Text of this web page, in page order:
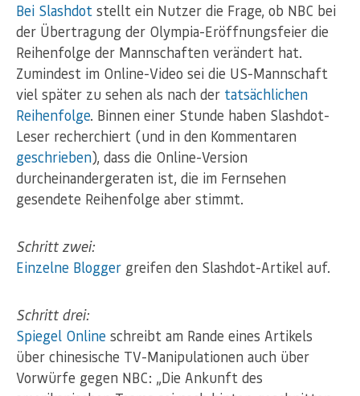
Bei Slashdot stellt ein Nutzer die Frage, ob NBC bei
der Übertragung der Olympia-Eröffnungsfeier die
Reihenfolge der Mannschaften verändert hat.
Zumindest im Online-Video sei die US-Mannschaft
viel später zu sehen als nach der tatsächlichen
Reihenfolge. Binnen einer Stunde haben Slashdot-
Leser recherchiert (und in den Kommentaren
geschrieben), dass die Online-Version
durcheinandergeraten ist, die im Fernsehen
gesendete Reihenfolge aber stimmt.
Schritt zwei:
Einzelne Blogger greifen den Slashdot-Artikel auf.
Schritt drei:
Spiegel Online schreibt am Rande eines Artikels
über chinesische TV-Manipulationen auch über
Vorwürfe gegen NBC: „Die Ankunft des